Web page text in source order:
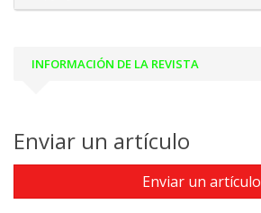
INFORMACIÓN DE LA REVISTA
Enviar un artículo
Enviar un artículo